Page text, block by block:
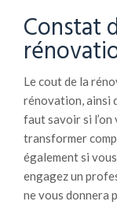
Constat
Le cout de la
rénovation, ainsi
faut savoir si l’on
transformer
également si
engagez un
ne vous donnera